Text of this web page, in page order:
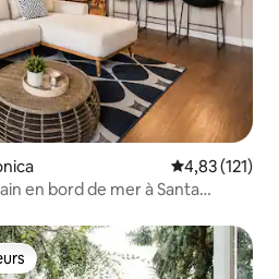
Évaluation
4,83 (121)
en bord de mer à Santa
les plus appréciés